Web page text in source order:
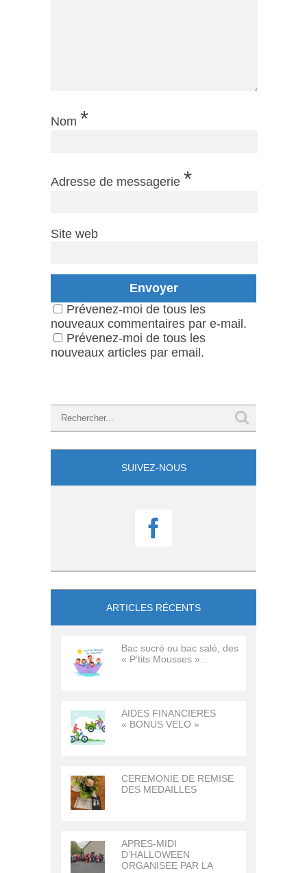
Nom *
Adresse de messagerie *
Site web
Prévenez-moi de tous les
nouveaux commentaires par e-mail.
Prévenez-moi de tous les
nouveaux articles par email.
SUIVEZ-NOUS

ARTICLES RÉCENTS
Bac sucré ou bac salé, des
« P’tits Mousses »…
AIDES FINANCIERES
« BONUS VELO »
CEREMONIE DE REMISE
DES MEDAILLES
APRES-MIDI
D’HALLOWEEN
ORGANISEE PAR LA